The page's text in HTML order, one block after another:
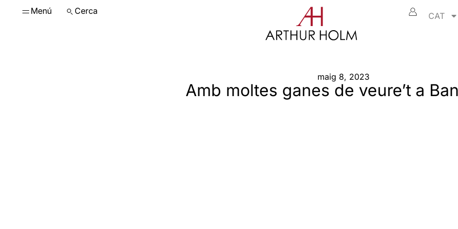
Menú Cerca CAT
maig 8, 2023
Amb moltes ganes de veure’t a